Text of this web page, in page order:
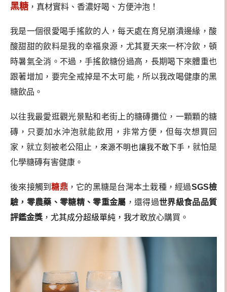
黑糖 ，真材實料、香濃好喝、方便沖泡！
我是一個很愛喝手搖飲的人，每天處在育兒崩潰邊緣，酸
酸甜甜的飲料是我的幸福泉源，尤其夏天來一杯冷飲，頓
時暑氣全消。 不過，手搖飲糖份過高，長期喝下來體重也
跟著增加，要完全戒掉是不太可能，所以我改喝健康的黑
糖飲品。
以往我最愛逛觀光景點和老街上的糖磚攤位，一顆顆的糖
磚，只要加水沖泡就能飲用，非常方便，但每次想買回
家，就立刻被老公阻止， 來源不明也讓我不敢下手， 就怕是
化學糖磚有害健康。
後來接觸到糖鼎，它的黑糖是台灣本土栽種，經過SGS檢
驗，零農藥、零糖精、零重金屬 ，還得過世界級食品品質
評鑑金獎 ， 尤其成分超級單純 ， 我才敢放心購買。